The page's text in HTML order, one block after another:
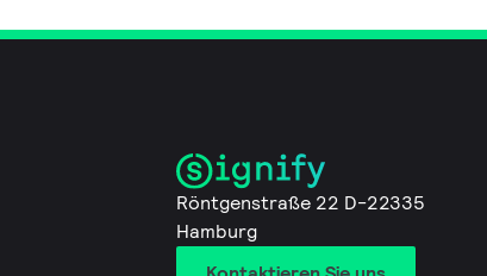
Röntgenstraße 22 D-22335
Hamburg